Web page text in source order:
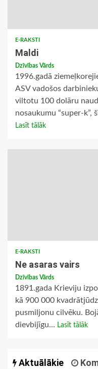
E-RAKSTI
Maldi
Dzīvības Vārds
1996.gadā
ASV vadošos
viltotu 100 dolāru
nosaukumu “super-k”,
Lasīt tālāk
E-RAKSTI
Ne asaras vairs
Dzīvības Vārds
1891.gada Krieviju
kā 900 000
pusmiljonu cilvēku.
dievbijīgu... Lasīt tālāk
Aktuālākie